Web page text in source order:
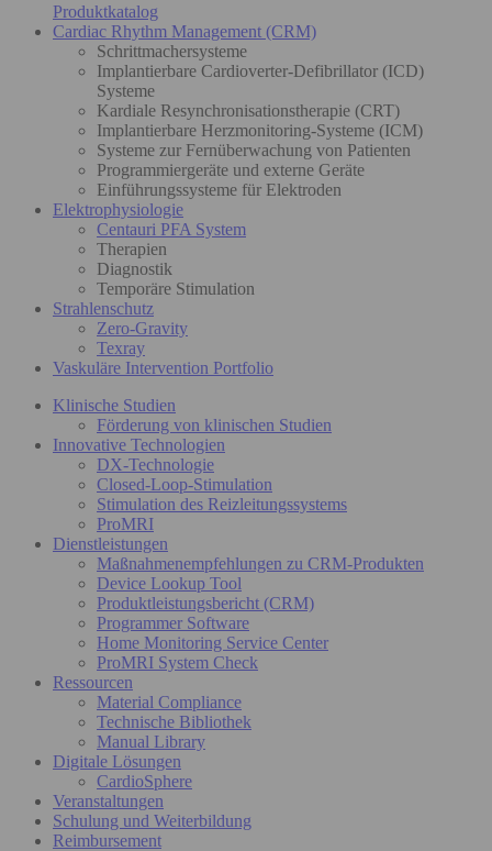
Produktkatalog
Cardiac Rhythm Management (CRM)
Schrittmachersysteme
Implantierbare Cardioverter-Defibrillator (ICD)
Systeme
Kardiale Resynchronisationstherapie (CRT)
Implantierbare Herzmonitoring-Systeme (ICM)
Systeme zur Fernüberwachung von Patienten
Programmiergeräte und externe Geräte
Einführungssysteme für Elektroden
Elektrophysiologie
Centauri PFA System
Therapien
Diagnostik
Temporäre Stimulation
Strahlenschutz
Zero-Gravity
Texray
Vaskuläre Intervention Portfolio
Klinische Studien
Förderung von klinischen Studien
Innovative Technologien
DX-Technologie
Closed-Loop-Stimulation
Stimulation des Reizleitungssystems
ProMRI
Dienstleistungen
Maßnahmenempfehlungen zu CRM-Produkten
Device Lookup Tool
Produktleistungsbericht (CRM)
Programmer Software
Home Monitoring Service Center
ProMRI System Check
Ressourcen
Material Compliance
Technische Bibliothek
Manual Library
Digitale Lösungen
CardioSphere
Veranstaltungen
Schulung und Weiterbildung
Reimbursement